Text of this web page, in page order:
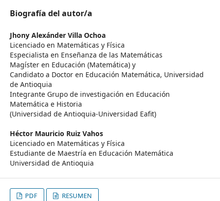
Biografía del autor/a
Jhony Alexánder Villa Ochoa
Licenciado en Matemáticas y Física
Especialista en Enseñanza de las Matemáticas
Magíster en Educación (Matemática) y
Candidato a Doctor en Educación Matemática, Universidad
de Antioquia
Integrante Grupo de investigación en Educación
Matemática e Historia
(Universidad de Antioquia-Universidad Eafit)
Héctor Mauricio Ruiz Vahos
Licenciado en Matemáticas y Física
Estudiante de Maestría en Educación Matemática
Universidad de Antioquia
PDF RESUMEN